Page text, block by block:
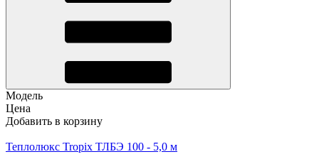
Модель
Цена
Добавить в корзину
Теплолюкс Tropix ТЛБЭ 100 - 5,0 м